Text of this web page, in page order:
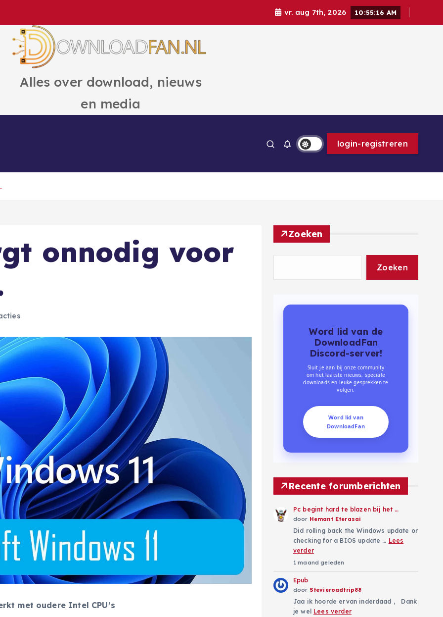
vr. aug 7th, 2026 10:55:18 AM
Alles over download, nieuws
en media
login-registreren
onnodig voor
met oudere Intel CPU’s
Zoeken
Zoeken
Word lid van de
DownloadFan
Discord-server!
Sluit je aan bij onze community
om het laatste nieuws, speciale
downloads en leuke gesprekken te
volgen.
Word lid van
DownloadFan
Recente forumberichten
Pc begint hard te blazen bij het …
door Hemant Eterasai
Did rolling back the Windows update or
checking for a BIOS update … Lees
verder
1 maand geleden
Epub
door Stevieroadtrip88
Jaa ik hoorde ervan inderdaad , Dank
je wel Lees verder